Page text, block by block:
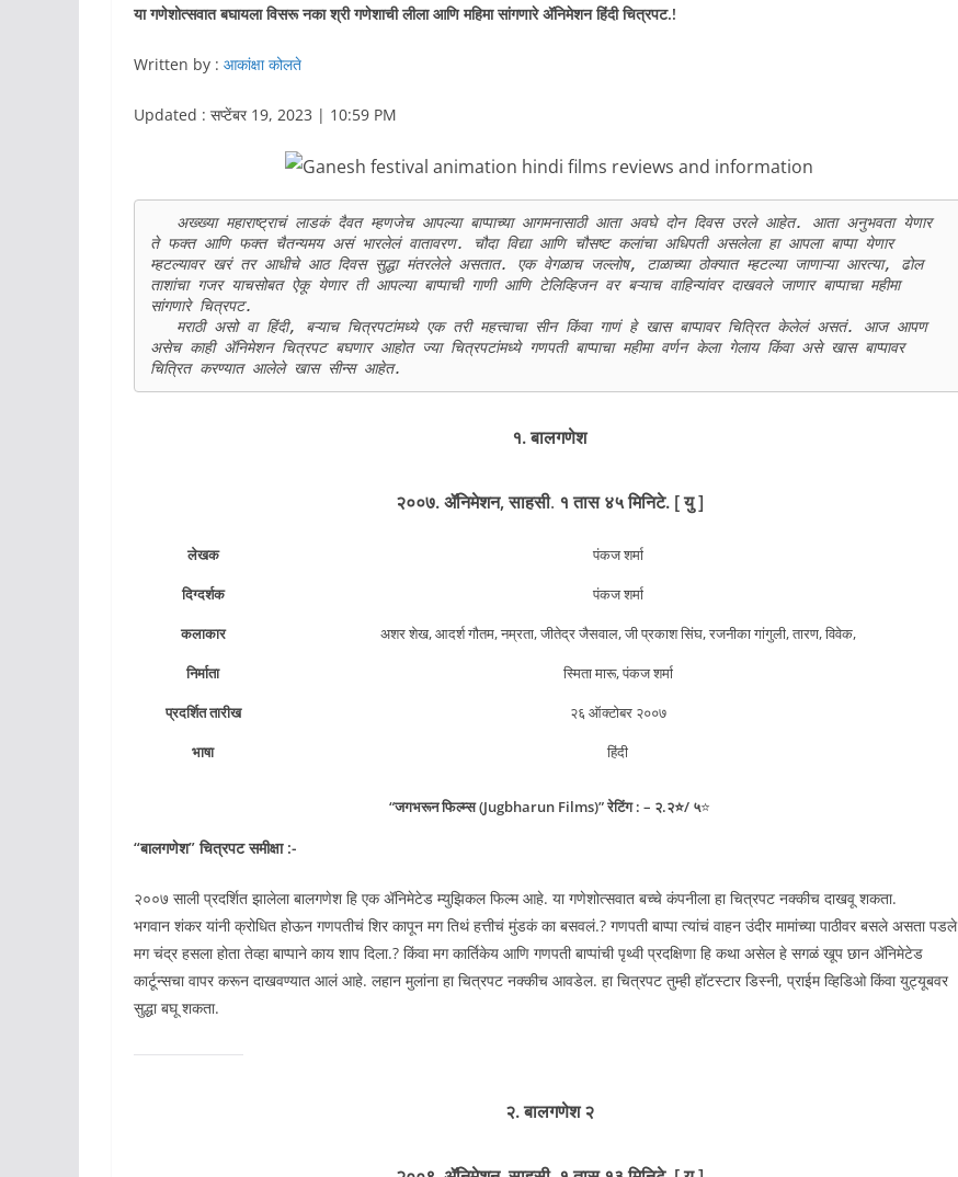
या गणेशोत्सवात बघायला विसरू नका श्री गणेशाची लीला आणि महिमा सांगणारे ॲनिमेशन हिंदी चित्रपट.!
Written by : आकांक्षा कोलते
Updated : सप्टेंबर 19, 2023 | 10:59 PM
ते फक्त आणि फक्त चैतन्यमय असं भारलेलं वातावरण. चौदा विद्या आणि चौसष्ट कलांचा अधिपती असलेला हा आपला बाप्पा येणार
म्हटल्यावर खरं तर आधीचे आठ दिवस सुद्धा मंतरलेले असतात. एक वेगळाच जल्लोष, टाळाच्या ठोक्यात म्हटल्या जाणाऱ्या आरत्या, ढोल
ताशांचा गजर याचसोबत ऐकू येणार ती आपल्या बाप्पाची गाणी आणि टेलिव्हिजन वर बऱ्याच वाहिन्यांवर दाखवले जाणार बाप्पाचा महीमा
सांगणारे चित्रपट.
असेच काही ॲनिमेशन चित्रपट बघणार आहोत ज्या चित्रपटांमध्ये गणपती बाप्पाचा महीमा वर्णन केला गेलाय किंवा असे खास बाप्पावर
चित्रित करण्यात आलेले खास सीन्स आहेत.
१. बालगणेश
२००७. ॲनिमेशन, साहसी. १ तास ४५ मिनिटे. [ यु ]
लेखक
पंकज शर्मा
दिग्दर्शक
पंकज शर्मा
कलाकार
अशर शेख, आदर्श गौतम, नम्रता, जीतेद्र जैसवाल, जी प्रकाश सिंघ, रजनीका गांगुली, तारण, विवेक,
निर्माता
स्मिता मारू, पंकज शर्मा
प्रदर्शित तारीख
२६ ऑक्टोबर २००७
भाषा
हिंदी
“जगभरून फिल्म्स (Jugbharun Films)” रेटिंग : – २.२⭐/ ५⭐
“बालगणेश” चित्रपट समीक्षा :-
२००७ साली प्रदर्शित झालेला बालगणेश हि एक ॲनिमेटेड म्युझिकल फिल्म आहे. या गणेशोत्सवात बच्चे कंपनीला हा चित्रपट नक्कीच दाखवू शकता.
भगवान शंकर यांनी क्रोधित होऊन गणपतीचं शिर कापून मग तिथं हत्तीचं मुंडकं का बसवलं.? गणपती बाप्पा त्यांचं वाहन उंदीर मामांच्या पाठीवर बसले असता पडले
मग चंद्र हसला होता तेव्हा बाप्पाने काय शाप दिला.? किंवा मग कार्तिकेय आणि गणपती बाप्पांची पृथ्वी प्रदक्षिणा हि कथा असेल हे सगळं खूप छान ॲनिमेटेड
कार्टून्सचा वापर करून दाखवण्यात आलं आहे. लहान मुलांना हा चित्रपट नक्कीच आवडेल. हा चित्रपट तुम्ही हॉटस्टार डिस्नी, प्राईम व्हिडिओ किंवा युट्यूबवर
सुद्धा बघू शकता.
२. बालगणेश २